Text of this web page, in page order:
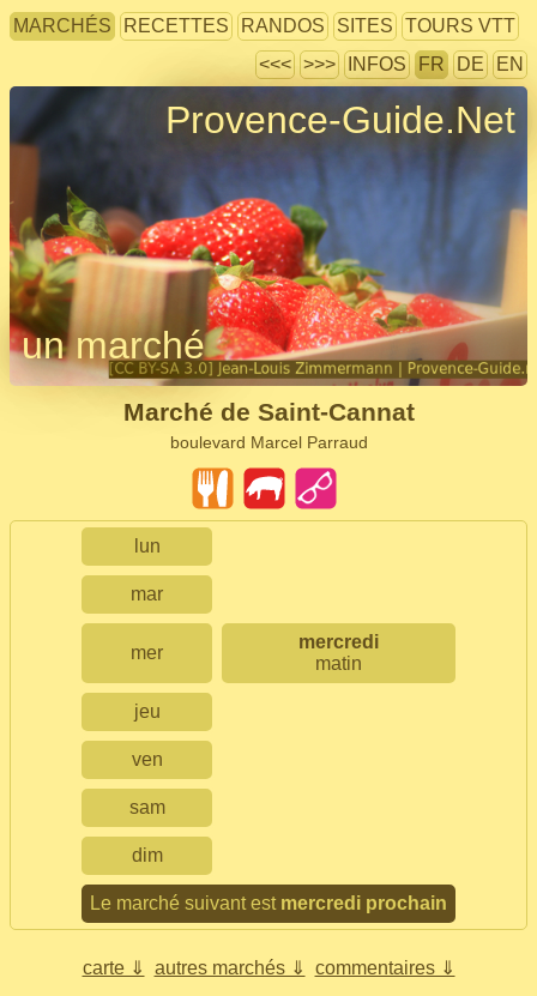
MARCHÉS RECETTES RANDOS SITES
TOURS VTT
<<< >>> INFOS FR DE EN
Provence-Guide.Net
un marché
Marché de Saint-Cannat
boulevard Marcel Parraud
lun
mar
mer
mercredi
matin
jeu
ven
sam
dim
Le marché suivant est mercredi prochain
carte ⇓ autres marchés ⇓ commentaires ⇓